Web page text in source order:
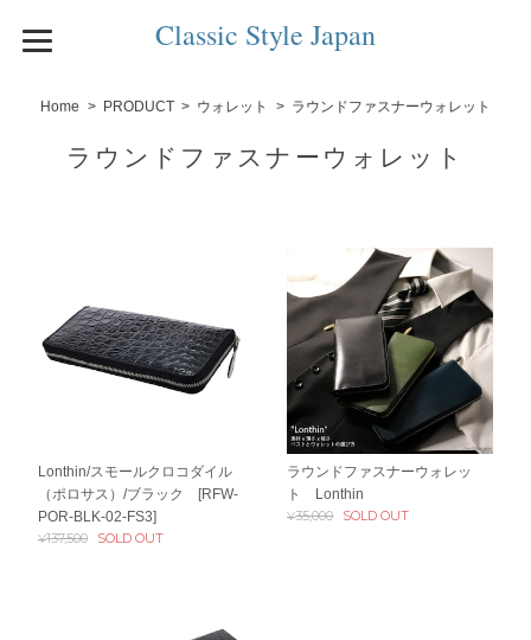
Classic Style Japan
Home PRODUCT ウォレット ラウンドファスナーウォレット
ラウンドファスナーウォレット
Lonthin/スモールクロコダイル
（ポロサス）/ブラック [RFW-
POR-BLK-02-FS3]
¥137,500 SOLD OUT
ラウンドファスナーウォレッ
ト Lonthin
¥35,000 SOLD OUT